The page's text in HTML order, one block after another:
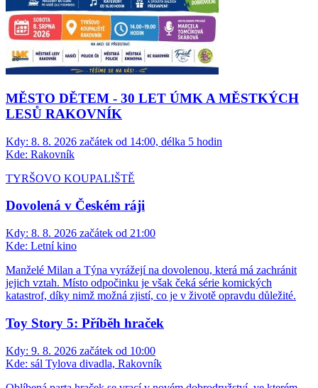
MĚSTO DĚTEM - 30 LET ÚMK A MĚSTKÝCH
LESŮ RAKOVNÍK
Kdy: 8. 8. 2026 začátek od 14:00, délka 5 hodin
Kde: Rakovník
TYRŠOVO KOUPALIŠTĚ
Dovolená v Českém ráji
Kdy: 8. 8. 2026 začátek od 21:00
Kde: Letní kino
Manželé Milan a Týna vyrážejí na dovolenou, která má zachránit
jejich vztah. Místo odpočinku je však čeká série komických
katastrof, díky nimž možná zjistí, co je v životě opravdu důležité.
Toy Story 5: Příběh hraček
Kdy: 9. 8. 2026 začátek od 10:00
Kde: sál Tylova divadla, Rakovník